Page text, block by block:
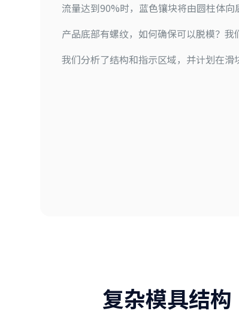
流量达到90%时，蓝色镶块将由圆柱体向
产品底部有螺纹，如何确保可以脱模？我
我们分析了结构和指示区域，并计划在滑
复杂模具结构